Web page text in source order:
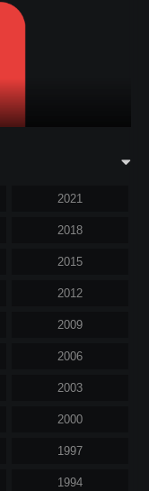
2021
2018
2015
2012
2009
2006
2003
2000
1997
1994